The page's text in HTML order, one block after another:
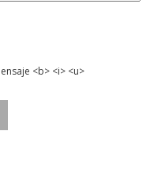
<b> <i> <u>